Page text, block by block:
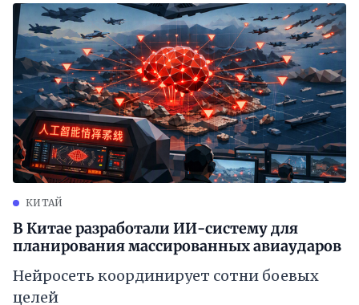
КИТАЙ
В Китае разработали ИИ-систему для
планирования массированных авиаударов
Нейросеть координирует сотни боевых
целей